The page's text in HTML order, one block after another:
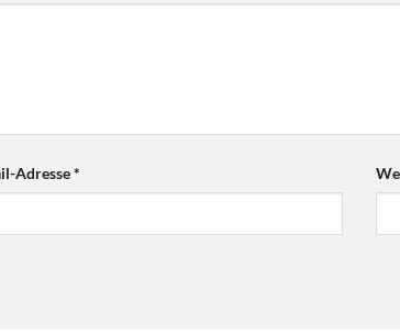
Adresse*